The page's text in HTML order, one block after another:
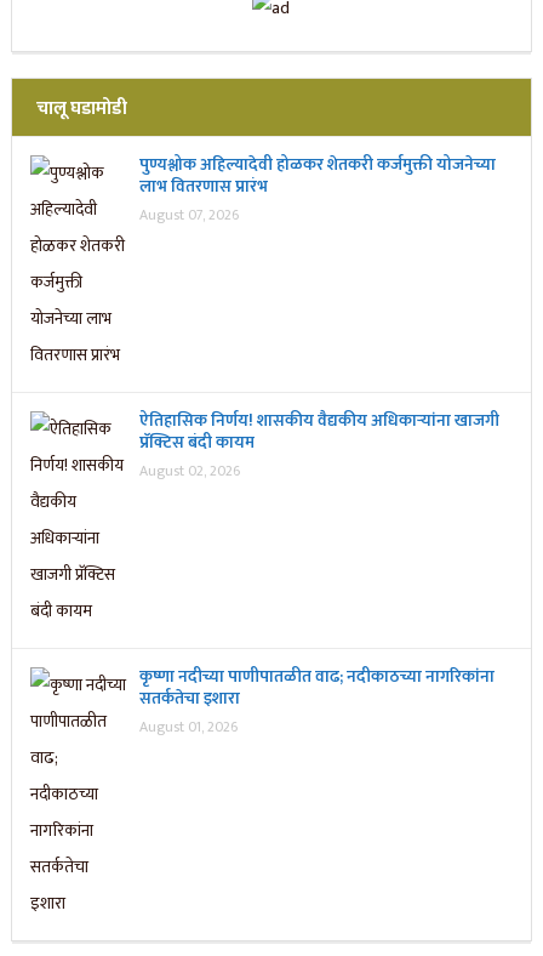
चालू घडामोडी
पुण्यश्लोक अहिल्यादेवी होळकर शेतकरी कर्जमुक्ती योजनेच्या
लाभ वितरणास प्रारंभ
August 07, 2026
ऐतिहासिक निर्णय! शासकीय वैद्यकीय अधिकाऱ्यांना खाजगी
प्रॅक्टिस बंदी कायम
August 02, 2026
कृष्णा नदीच्या पाणीपातळीत वाढ; नदीकाठच्या नागरिकांना
सतर्कतेचा इशारा
August 01, 2026